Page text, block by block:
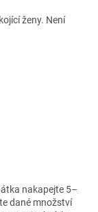
ženy. Není
nakapejte 5–
dané množství